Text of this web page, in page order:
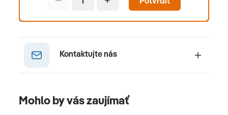
inclusive. Nájdete tu však aj hotely s ultra all
inclusive, polpenziou a raňajkami. Last minute
cestujete s deťmi, ideálne mesiace pre dovolenku
sú júl a august, pretože si deti môžu užiť zábavu
Kontaktujte nás
Mohlo by vás zaujímať